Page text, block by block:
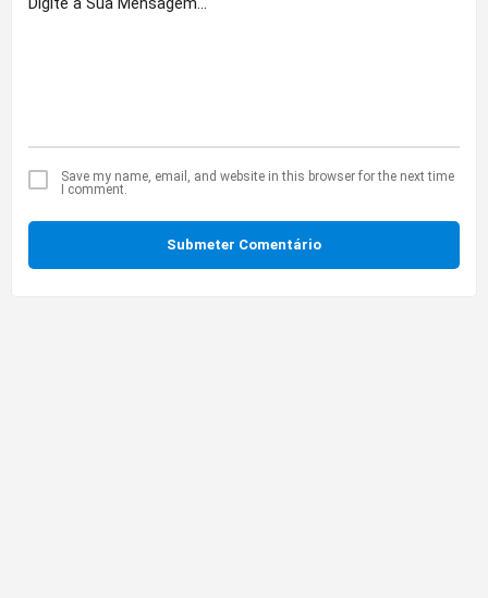
Save my name, email, and website in this browser for the next time
I comment.
Submeter Comentário